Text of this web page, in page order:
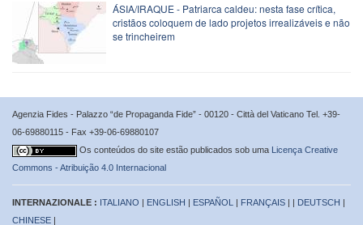
ÁSIA/IRAQUE - Patriarca caldeu: nesta fase crítica,
cristãos coloquem de lado projetos irrealizáveis e não
se trincheirem
Agenzia Fides - Palazzo “de Propaganda Fide” - 00120 - Città del Vaticano Tel. +39-
06-69880115 - Fax +39-06-69880107
Os conteúdos do site estão publicados sob uma Licença Creative
Commons - Atribuição 4.0 Internacional
INTERNAZIONALE : ITALIANO | ENGLISH | ESPAÑOL | FRANÇAIS | | DEUTSCH |
CHINESE |